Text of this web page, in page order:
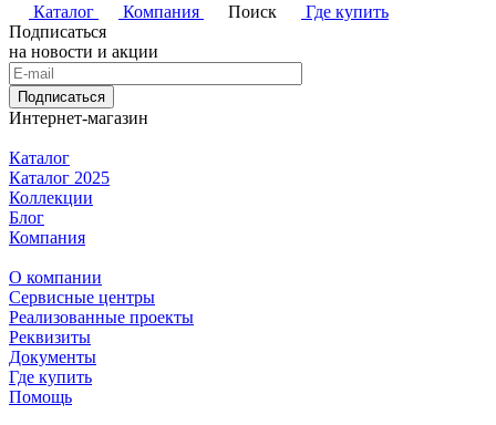
Каталог
Компания Поиск
Где купить
Подписаться
на новости и акции
Подписаться
Интернет-магазин
Каталог
Каталог 2025
Коллекции
Блог
Компания
О компании
Сервисные центры
Реализованные проекты
Реквизиты
Документы
Где купить
Помощь